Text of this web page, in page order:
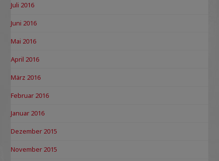
Juli 2016
Juni 2016
Mai 2016
April 2016
März 2016
Februar 2016
Januar 2016
Dezember 2015
November 2015